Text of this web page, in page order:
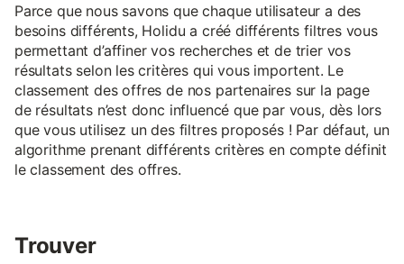
Parce que nous savons que chaque utilisateur a des
besoins différents, Holidu a créé différents filtres vous
permettant d’affiner vos recherches et de trier vos
résultats selon les critères qui vous importent. Le
classement des offres de nos partenaires sur la page
de résultats n’est donc influencé que par vous, dès lors
que vous utilisez un des filtres proposés ! Par défaut, un
algorithme prenant différents critères en compte définit
le classement des offres.
Trouver